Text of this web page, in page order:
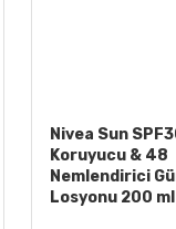
Nivea Sun
Koruyucu & 48
Nemlendirici
Losyonu 200 ml